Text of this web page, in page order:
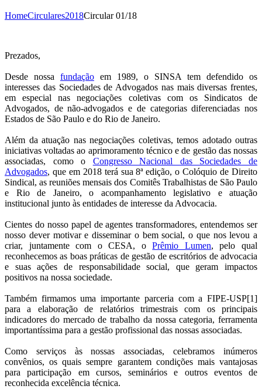
HomeCirculares2018Circular 01/18
Prezados,
Desde nossa fundação em 1989, o SINSA tem defendido os
interesses das Sociedades de Advogados nas mais diversas frentes,
em especial nas negociações coletivas com os Sindicatos de
Advogados, de não-advogados e de categorias diferenciadas nos
Estados de São Paulo e do Rio de Janeiro.
Além da atuação nas negociações coletivas, temos adotado outras
iniciativas voltadas ao aprimoramento técnico e de gestão das nossas
associadas, como o Congresso Nacional das Sociedades de
Advogados, que em 2018 terá sua 8ª edição, o Colóquio de Direito
Sindical, as reuniões mensais dos Comitês Trabalhistas de São Paulo
e Rio de Janeiro, o acompanhamento legislativo e atuação
institucional junto às entidades de interesse da Advocacia.
Cientes do nosso papel de agentes transformadores, entendemos ser
nosso dever motivar e disseminar o bem social, o que nos levou a
criar, juntamente com o CESA, oPrêmio Lumen, pelo qual
reconhecemos as boas práticas de gestão de escritórios de advocacia
e suas ações de responsabilidade social, que geram impactos
positivos na nossa sociedade.
Também firmamos uma importante parceria com a FIPE-USP[1]
para a elaboração de relatórios trimestrais com os principais
indicadores do mercado de trabalho da nossa categoria, ferramenta
importantíssima para a gestão profissional das nossas associadas.
Como serviços às nossas associadas, celebramos inúmeros
convênios, os quais sempre garantem condições mais vantajosas
para participação em cursos, seminários e outros eventos de
reconhecida excelência técnica.